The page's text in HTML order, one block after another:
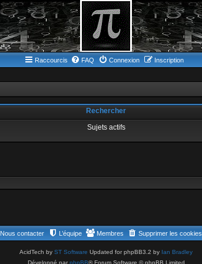
Raccourcis FAQ Connexion Inscription
Rechercher
Sujets actifs
Supprimer les cookies
Membres
L’équipe
Nous contacter
AcidTech by ST Software Updated for phpBB3.2 by Ian Bradley
Développé parphpBB® Forum Software © phpBB Limited